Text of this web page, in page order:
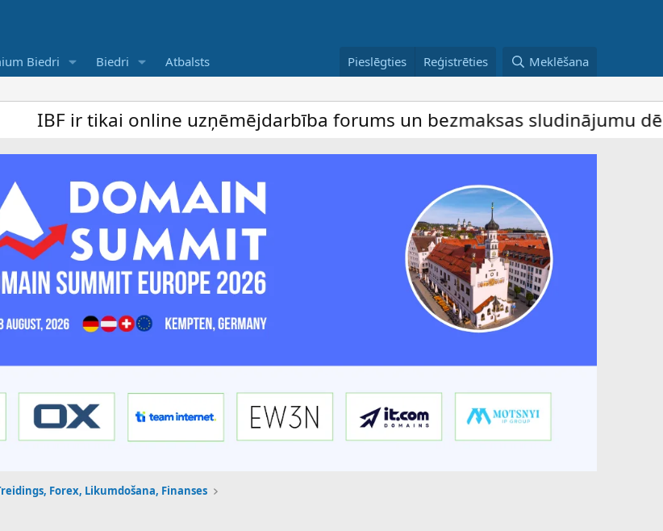
Biedri Biedri Atbalsts Pieslēgties Reģistrēties Meklēšana
ir tikai online uzņēmējdarbība forums un bezmaksas sludinājumu dēlis –
Forex, Likumdošana, Finanses